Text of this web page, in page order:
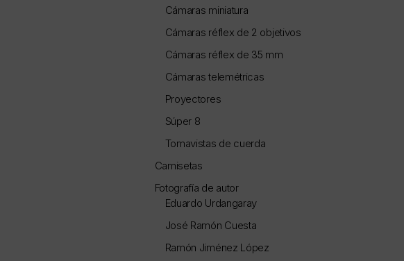
Cámaras miniatura
Cámaras réflex de 2 objetivos
Cámaras réflex de 35 mm
Cámaras telemétricas
Proyectores
Súper 8
Tomavistas de cuerda
Camisetas
Fotografía de autor
Eduardo Urdangaray
José Ramón Cuesta
Ramón Jiménez López